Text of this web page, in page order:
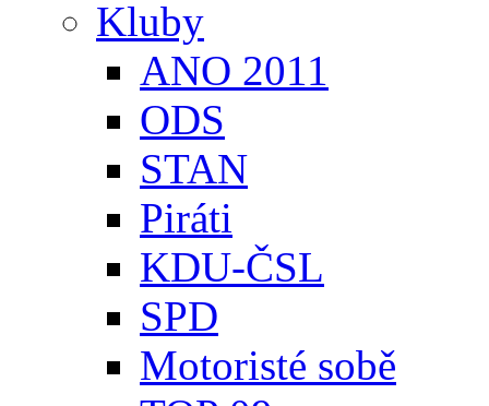
Kluby
ANO 2011
ODS
STAN
Piráti
KDU-ČSL
SPD
Motoristé sobě